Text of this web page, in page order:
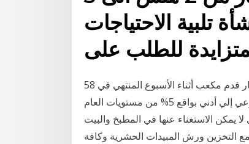
تلبية الاحتياجات
للطلب على
5‏‏/6‏‏/1442 بعد الهجرة سقطت مخزونات الغاز الطبيعي بواقع 69 مليار قدم مكعب أثناء الأسبوع المنتهي في 8
ديسمبر. سقط إجمالي المخزونات الأمريكية علي أساس أسبوعي إلي أدني بواقع 5% من مستويات العام
من الأشياء التي لا يمكن الاستغناء عنها في المطبخ والبيت
التخزين ورش المبيدات الحشرية وكافة